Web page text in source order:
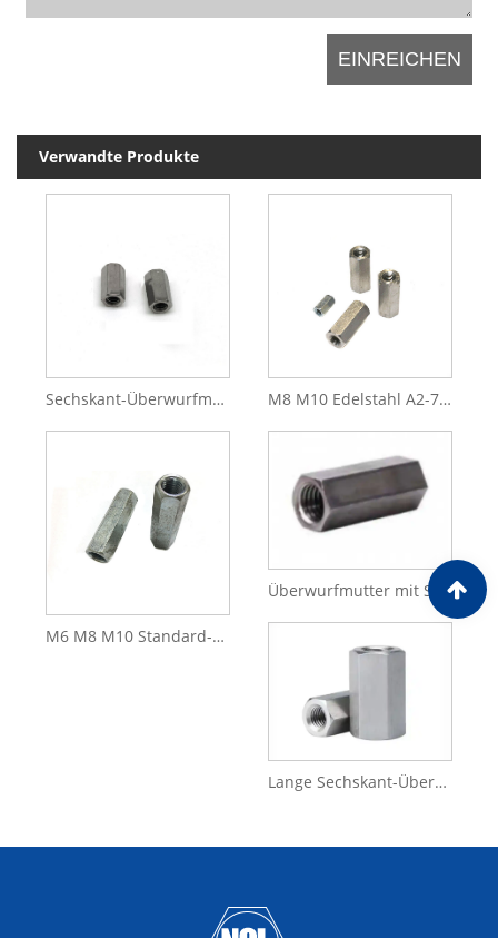
Verwandte Produkte
Sechskant-Überwurfmutter aus Edelstahl SS316 316L M8 M10 Edelstahl A2-70 DIN6334 Sechskant-Kupplungsmutter
M6 M8 M10 Standard-Kohlenstoffstahl, weiß, blau, verzinkt, lange Mutter, Kupplungsmutter
Lange Sechskant-Überwurfmutter, Gewindestangen-Verbindungsmutter aus einfachem Kohlenstoffstahl